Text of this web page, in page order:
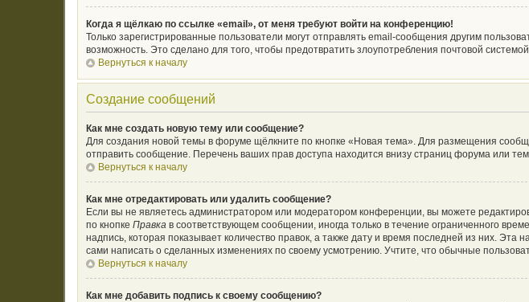
Когда я щёлкаю по ссылке «email», от меня требуют войти на конференцию!
Только зарегистрированные пользователи могут отправлять email-сообщения другим
возможность. Это сделано для того, чтобы предотвратить злоупотребления почтовой
Вернуться к началу
Создание сообщений
Как мне создать новую тему или сообщение?
Для создания новой темы в форуме щёлкните по кнопке «Новая тема». Для размещения
отправить сообщение. Перечень ваших прав доступа находится внизу страниц форума или
Вернуться к началу
Как мне отредактировать или удалить сообщение?
Если вы не являетесь администратором или модератором конференции, вы можете
по кнопке Правка в соответствующем сообщении, иногда только в течение ограниченного
надпись, которая показывает количество правок, а также дату и время последней из них.
сами написать о сделанных изменениях по своему усмотрению. Учтите, что обычные
Вернуться к началу
Как мне добавить подпись к своему сообщению?